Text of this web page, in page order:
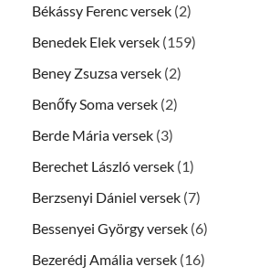
Békássy Ferenc versek (2)
Benedek Elek versek (159)
Beney Zsuzsa versek (2)
Benőfy Soma versek (2)
Berde Mária versek (3)
Berechet László versek (1)
Berzsenyi Dániel versek (7)
Bessenyei György versek (6)
Bezerédj Amália versek (16)